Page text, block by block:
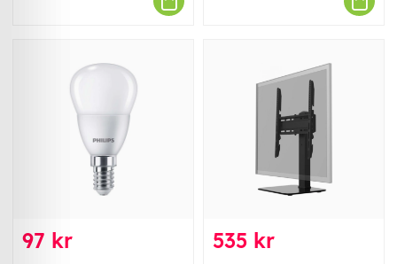
97 kr 535 kr